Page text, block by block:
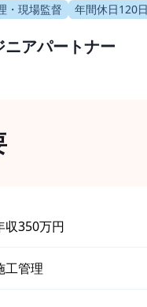
・現場監督 年間休日120
アパートナー
収350万円
工管理